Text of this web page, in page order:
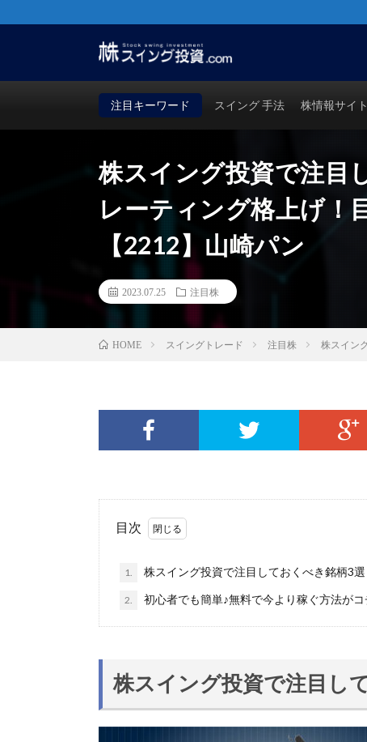
買い時・売り時も徹底検証！
注目キーワード スイング 手法 株情報サイト
株スイング投資で注目
レーティング格上げ！
【2212】山崎パン
2023.07.25 注目株
HOME スイングトレード 注目株 株スイン
目次
1. 株スイング投資で注目しておくべき銘柄3選
2. 初心者でも簡単♪無料で今より稼ぐ方法がコ
株スイング投資で注目し